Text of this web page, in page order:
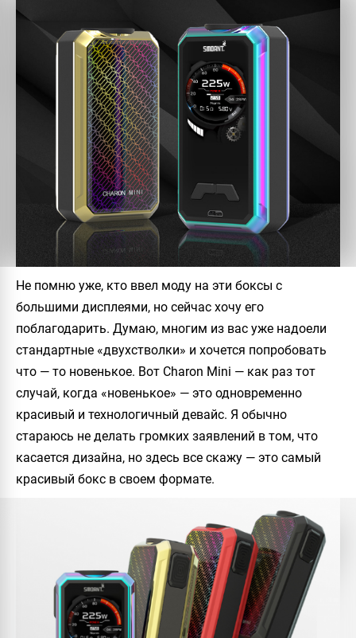
Не помню уже, кто ввел моду на эти боксы с
большими дисплеями, но сейчас хочу его
поблагодарить. Думаю, многим из вас уже надоели
стандартные «двухстволки» и хочется попробовать
что — то новенькое. Вот Charon Mini — как раз тот
случай, когда «новенькое» — это одновременно
красивый и технологичный девайс. Я обычно
стараюсь не делать громких заявлений в том, что
касается дизайна, но здесь все скажу — это самый
красивый бокс в своем формате.